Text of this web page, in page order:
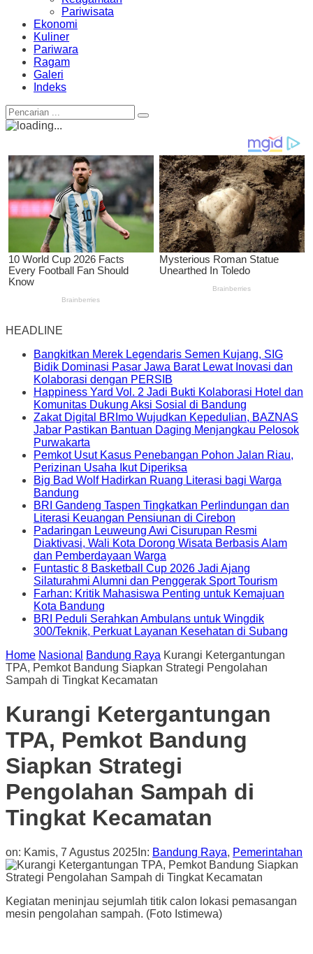
Pariwisata
Ekonomi
Kuliner
Pariwara
Ragam
Galeri
Indeks
HEADLINE
Bangkitkan Merek Legendaris Semen Kujang, SIG
Bidik Dominasi Pasar Jawa Barat Lewat Inovasi dan
Kolaborasi dengan PERSIB
Happiness Yard Vol. 2 Jadi Bukti Kolaborasi Hotel dan
Komunitas Dukung Aksi Sosial di Bandung
Zakat Digital BRImo Wujudkan Kepedulian, BAZNAS
Jabar Pastikan Bantuan Daging Menjangkau Pelosok
Purwakarta
Pemkot Usut Kasus Penebangan Pohon Jalan Riau,
Perizinan Usaha Ikut Diperiksa
Big Bad Wolf Hadirkan Ruang Literasi bagi Warga
Bandung
BRI Gandeng Taspen Tingkatkan Perlindungan dan
Literasi Keuangan Pensiunan di Cirebon
Padaringan Leuweung Awi Cisurupan Resmi
Diaktivasi, Wali Kota Dorong Wisata Berbasis Alam
dan Pemberdayaan Warga
Funtastic 8 Basketball Cup 2026 Jadi Ajang
Silaturahmi Alumni dan Penggerak Sport Tourism
Farhan: Kritik Mahasiswa Penting untuk Kemajuan
Kota Bandung
BRI Peduli Serahkan Ambulans untuk Wingdik
300/Teknik, Perkuat Layanan Kesehatan di Subang
Home Nasional Bandung Raya Kurangi Ketergantungan
TPA, Pemkot Bandung Siapkan Strategi Pengolahan
Sampah di Tingkat Kecamatan
Kurangi Ketergantungan
TPA, Pemkot Bandung
Siapkan Strategi
Pengolahan Sampah di
Tingkat Kecamatan
on: Kamis, 7 Agustus 2025 In: Bandung Raya, Pemerintahan
Kegiatan meninjau sejumlah titik calon lokasi pemasangan
mesin pengolahan sampah. (Foto Istimewa)